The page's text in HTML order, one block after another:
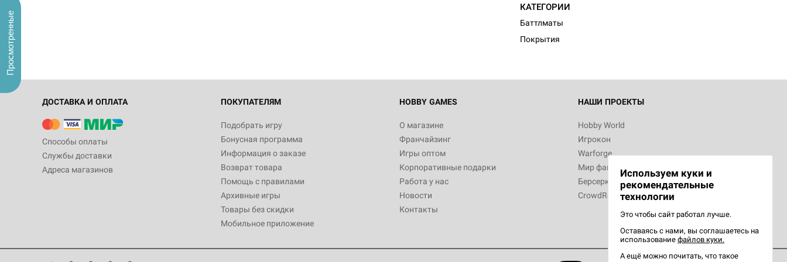
КАТЕГОРИИ
Баттлматы
Покрытия
ДОСТАВКА И ОПЛАТА
Способы оплаты
Службы доставки
Адреса магазинов
ПОКУПАТЕЛЯМ
Подобрать игру
Бонусная программа
Информация о заказе
Возврат товара
Помощь с правилами
Архивные игры
Товары без скидки
Мобильное приложение
HOBBY GAMES
О магазине
Франчайзинг
Игры оптом
Корпоративные подарки
Работа у нас
Новости
Контакты
НАШИ ПРОЕКТЫ
Hobby World
Игрокон
Warforge
Мир фантастики
Берсерк
CrowdRepublic
Используем куки и
рекомендательные
технологии
Это чтобы сайт работал лучше.
Оставаясь с нами, вы соглашаетесь на
использование файлов куки.
А ещё можно почитать, что такое
Просмотренные
Белая смерть
12 990
Настольная игра Hobby World Берсерк.
3 490